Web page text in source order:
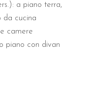
a piano terra,
da cucina
camere
piano con divan